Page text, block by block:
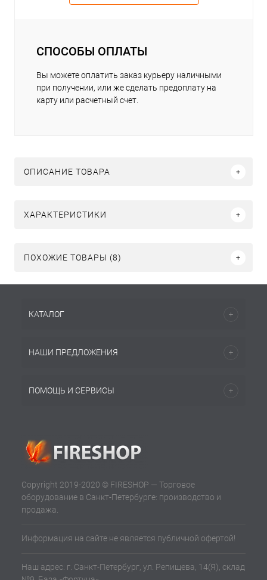
СПОСОБЫ ОПЛАТЫ
Вы можете оплатить заказ курьеру наличными
при получении, или же сделать предоплату на
карту или расчетный счет.
ОПИСАНИЕ ТОВАРА
ХАРАКТЕРИСТИКИ
ПОХОЖИЕ ТОВАРЫ (8)
КАТАЛОГ
НАШИ ПРЕДЛОЖЕНИЯ
ПОМОЩЬ И СЕРВИСЫ
Copyright 2019-2020 © FIRESHOP — Торговое
оборудование в Санкт-Петербурге: производство и
продажа.
Информация на сайте не является публичной офертой!
Наш адрес: г. Санкт-Петербург, ул. Репищева, 14(Я), склад